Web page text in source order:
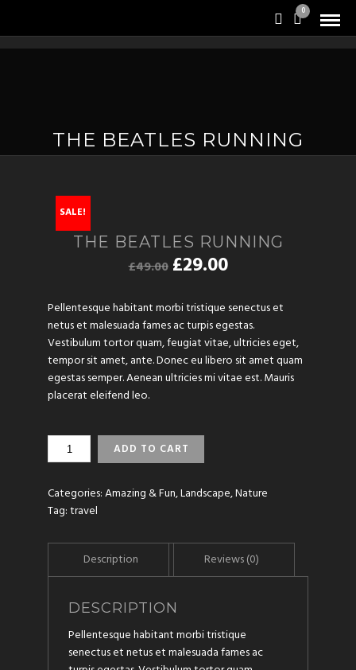
0
THE BEATLES RUNNING
SALE!
THE BEATLES RUNNING
£49.00 £29.00
Pellentesque habitant morbi tristique senectus et
netus et malesuada fames ac turpis egestas.
Vestibulum tortor quam, feugiat vitae, ultricies eget,
tempor sit amet, ante. Donec eu libero sit amet quam
egestas semper. Aenean ultricies mi vitae est. Mauris
placerat eleifend leo.
THE
BEATLES
QUANTITY
ADD TO CART
Categories:Amazing & Fun,Landscape,Nature
Tag:travel
DESCRIPTION
Pellentesque habitant morbi tristique
senectus et netus et malesuada fames ac